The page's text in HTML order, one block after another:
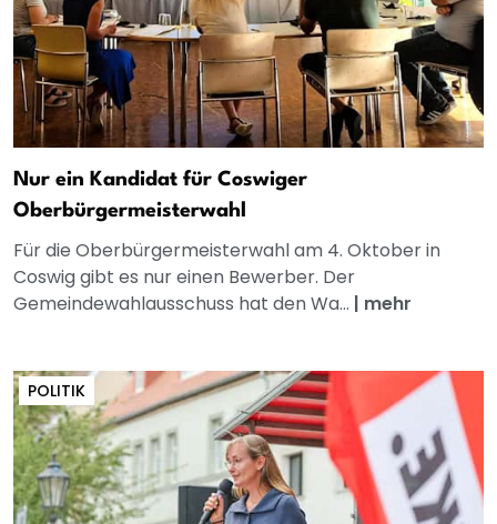
Nur ein Kandidat für Coswiger
Oberbürgermeisterwahl
Für die Oberbürgermeisterwahl am 4. Oktober in
Coswig gibt es nur einen Bewerber. Der
Gemeindewahlausschuss hat den Wa... | mehr
POLITIK